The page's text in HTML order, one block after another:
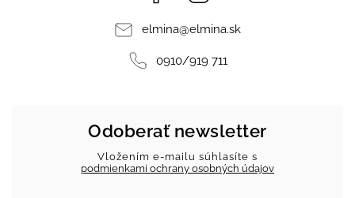
elmina@elmina.sk
0910/919 711
Odoberať newsletter
Vložením e-mailu súhlasíte s
podmienkami ochrany osobných údajov